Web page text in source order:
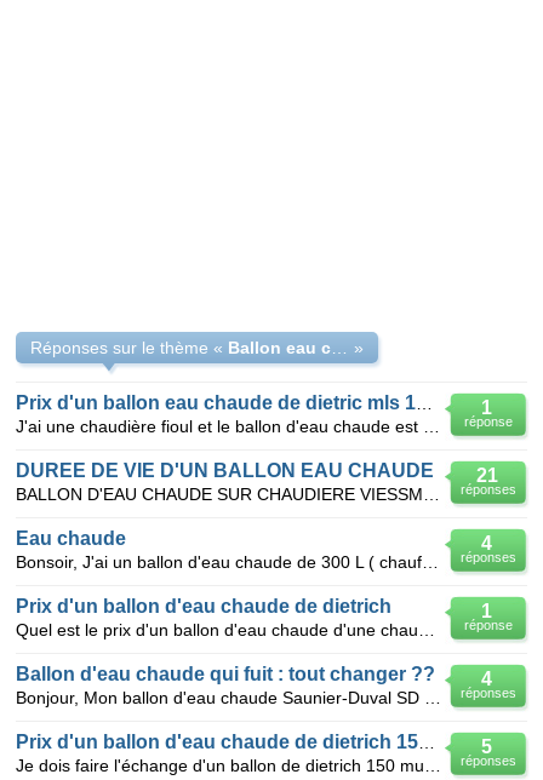
Réponses sur le thème « »
1
réponse
21
réponses
DUREE DE VIE D'UN BALLON EAU CHAUDE
4
réponses
Eau chaude
1
réponse
Prix d'un ballon d'eau chaude de dietrich
4
réponses
Ballon d'eau chaude qui fuit : tout changer ??
5
réponses